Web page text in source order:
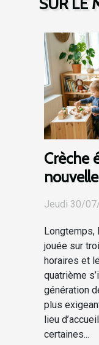
SUR LE
Crèche
Jeudi 30/
Longtemps,
jouée sur
horaires et
quatrième
génération
plus
lieu
certaines...